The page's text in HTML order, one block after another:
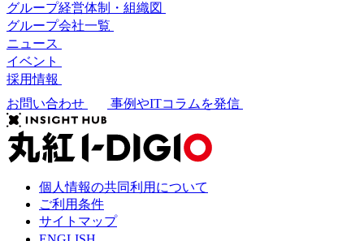
グループ経営体制・組織図
グループ会社一覧
ニュース
イベント
採用情報
お問い合わせ
事例やITコラムを発信
個人情報の共同利用について
ご利用条件
サイトマップ